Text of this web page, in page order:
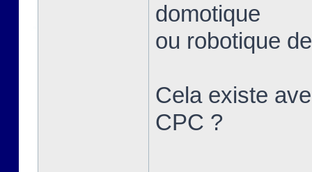
domotique
ou robotique
Cela existe
CPC ?